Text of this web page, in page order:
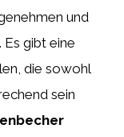
und
gibt eine
die sowohl
sein